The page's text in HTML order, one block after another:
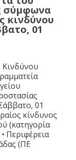
σύμφωνα
κινδύνου
01
01
κίνδυνος
(κατηγορία
Περιφέρεια
(ΠΕ